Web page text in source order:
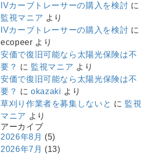
IVカーブトレーサーの購入を検討 に
監視マニア より
IVカーブトレーサーの購入を検討 に
ecopeer より
安価で復旧可能なら太陽光保険は不
要？ に 監視マニア より
安価で復旧可能なら太陽光保険は不
要？ にokazaki より
草刈り作業者を募集しないと に 監視
マニア より
アーカイブ
2026年8月 (5)
2026年7月 (13)